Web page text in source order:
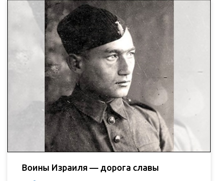
Воины Израиля — дорога славы